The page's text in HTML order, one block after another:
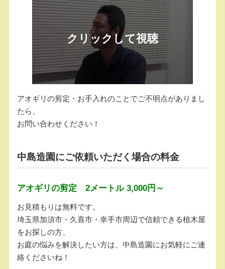
アオギリの剪定・お手入れのことでご不明点がありまし
たら、
お問い合わせください！
中島造園にご依頼いただく場合の料金
アオギリの剪定 2メートル 3,000円～
お見積もりは無料です。
埼玉県加須市・久喜市・幸手市周辺で信頼できる植木屋
をお探しの方、
お庭の悩みを解決したい方は、中島造園にお気軽にご連
絡くださいね！